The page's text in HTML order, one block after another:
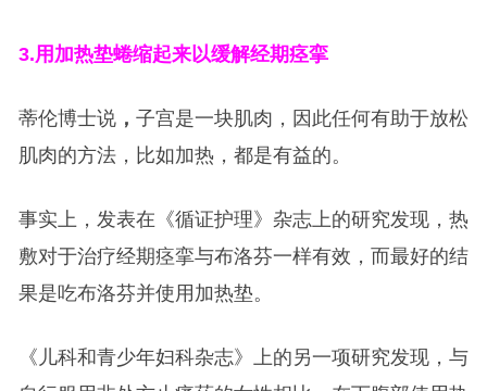
3.用加热垫蜷缩起来以缓解经期痉挛
蒂伦博士说， 子宫是一块肌肉，因此任何有助于放松
肌肉的方法，比如加热，都是有益的。
事实上，发表在《循证护理》杂志上的研究发现，热
敷对于治疗经期痉挛与布洛芬一样有效，而最好的结
果是吃布洛芬并使用加热垫。
《儿科和青少年妇科杂志》上的另一项研究发现，与